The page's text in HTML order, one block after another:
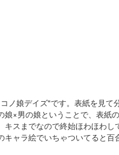
ノ娘デイズ"です。表紙を見て
×男の娘ということで、表紙
スまでなので終始ほわほわし
ャラ絵でいちゃついてると百